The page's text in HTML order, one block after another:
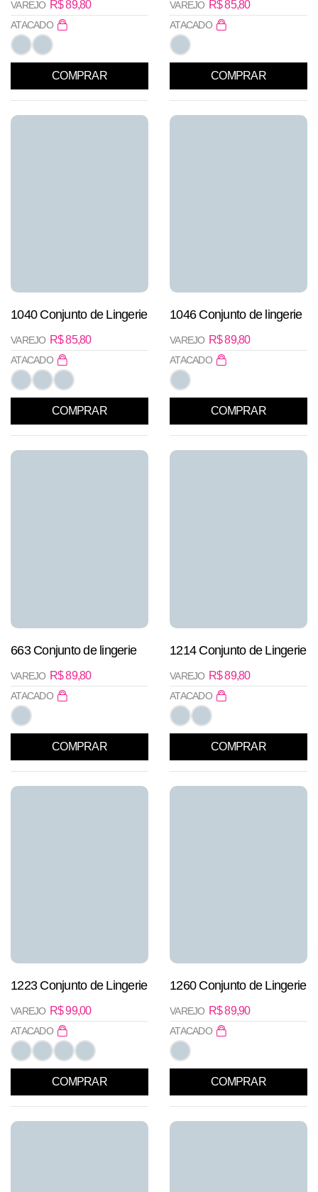
R$89,80
VAREJO
ATACADO
COMPRAR
R$85,80
VAREJO
ATACADO
COMPRAR
1040 Conjunto de Lingerie
R$85,80
VAREJO
ATACADO
COMPRAR
1046 Conjunto de lingerie
R$89,80
VAREJO
ATACADO
COMPRAR
663 Conjunto de lingerie
R$89,80
VAREJO
ATACADO
COMPRAR
1214 Conjunto de Lingerie
R$89,80
VAREJO
ATACADO
COMPRAR
1223 Conjunto de Lingerie
R$99,00
VAREJO
ATACADO
COMPRAR
1260 Conjunto de Lingerie
R$89,90
VAREJO
ATACADO
COMPRAR